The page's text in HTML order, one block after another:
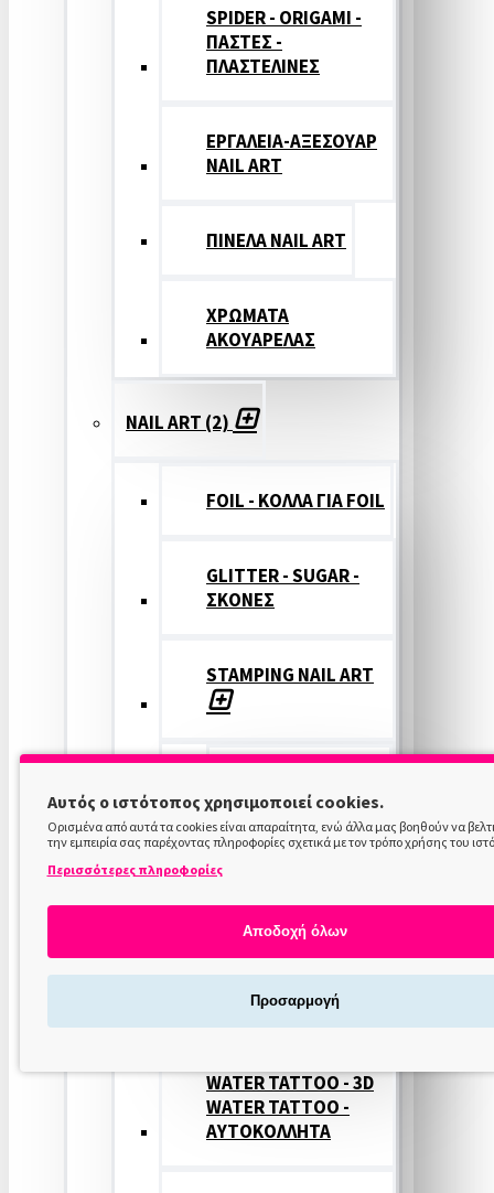
SPIDER - ORIGAMI -
ΠΑΣΤΕΣ -
ΠΛΑΣΤΕΛΙΝΕΣ
ΕΡΓΑΛΕΙΑ-ΑΞΕΣΟΥΑΡ
NAIL ART
ΠΙΝΕΛΑ NAIL ART
ΧΡΩΜΑΤΑ
ΑΚΟΥΑΡΕΛΑΣ
NAIL ART (2)
FOIL - ΚΟΛΛΑ ΓΙΑ FOIL
GLITTER - SUGAR -
ΣΚΟΝΕΣ
STAMPING NAIL ART
COLOR
ΝΥΧΙΩΝ
ΣΦΡΑΓΙΔΕΣ
ΝΥΧΙΩΝ
WATER TATTOO - 3D
WATER TATTOO -
ΑΥΤΟΚΟΛΛΗΤΑ
Αυτός ο ιστότοπος χρησιμοποιεί cookies.
Ορισμένα από αυτά τα cookies είναι απαραίτητα, ενώ άλλα μας βοηθούν να
την εμπειρία σας παρέχοντας πληροφορίες σχετικά με τον τρόπο χρήσης του
Περισσότερες πληροφορίες
Αποδοχή όλων
Προσαρμογή